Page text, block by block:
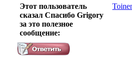
Этот пользователь
сказал Спасибо Grigory
за это полезное
сообщение: